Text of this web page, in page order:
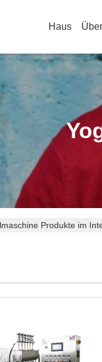
Haus
Produkte im